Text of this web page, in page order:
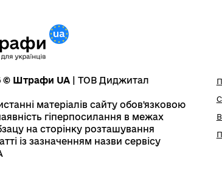
© Штрафи UA | ТОВ Диджитал
матеріалів сайту обов'язковою
гіперпосилання в межах
на сторінку розташування
із зазначенням назви сервісу